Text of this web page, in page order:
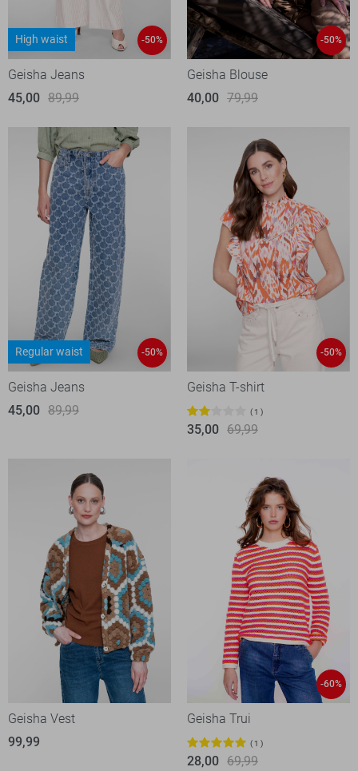
High waist -50%
Geisha Jeans
45,00 89,99
-50%
Geisha Blouse
40,00 79,99
Regular waist -50%
Geisha Jeans
45,00 89,99
-50%
Geisha T-shirt
1
35,00 69,99
Geisha Vest
99,99
-60%
Geisha Trui
1
28,00 69,99